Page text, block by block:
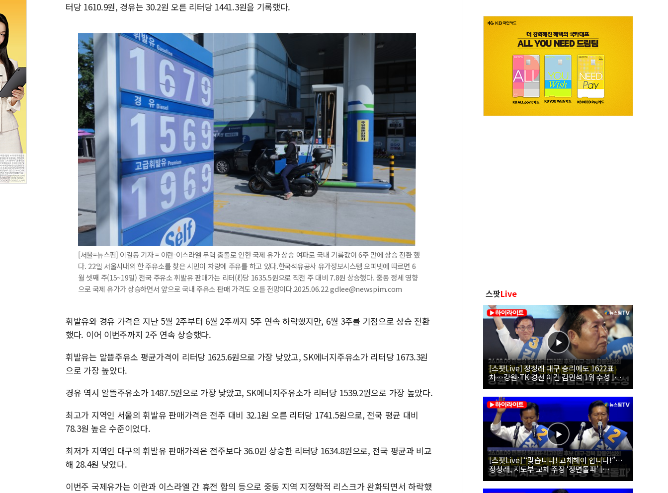
여야, 황희 '버스 하우스' 공방…野 "청년 우롱 기괴" vs 與 "송구한 해프닝"
터당 1610.9원, 경유는 30.2원 오른 리터당 1441.3원을 기록했다.
[서울=뉴스핌] 이길동 기자 = 이란-이스라엘 무력 충돌로 인한 국제 유가 상승 여파로 국내 기름값이 6주 만에 상승 전환 했
다. 22일 서울시내의 한 주유소를 찾은 시민이 차량에 주유를 하고 있다.한국석유공사 유가정보시스템 오피넷에 따르면 6
월 셋째 주(15~19일) 전국 주유소 휘발유 판매가는 리터(ℓ)당 1635.5원으로 직전 주 대비 7.8원 상승했다. 중동 정세 영향
으로 국제 유가가 상승하면서 앞으로 국내 주유소 판매 가격도 오를 전망이다.2025.06.22 gdlee@newspim.com
휘발유와 경유 가격은 지난 5월 2주부터 6월 2주까지 5주 연속 하락했지만, 6월 3주를 기점으로 상승 전환
했다. 이어 이번주까지 2주 연속 상승했다.
휘발유는 알뜰주유소 평균가격이 리터당 1625.6원으로 가장 낮았고, SK에너지주유소가 리터당 1673.3원
으로 가장 높았다.
경유 역시 알뜰주유소가 1487.5원으로 가장 낮았고, SK에너지주유소가 리터당 1539.2원으로 가장 높았다.
최고가 지역인 서울의 휘발유 판매가격은 전주 대비 32.1원 오른 리터당 1741.5원으로, 전국 평균 대비
78.3원 높은 수준이었다.
최저가 지역인 대구의 휘발유 판매가격은 전주보다 36.0원 상승한 리터당 1634.8원으로, 전국 평균과 비교
해 28.4원 낮았다.
이번주 국제유가는 이란과 이스라엘 간 휴전 합의 등으로 중동 지역 지정학적 리스크가 완화되면서 하락했
스팟Live
[스팟Live] 정청래 대구 승리에도 1622표
차…강원·TK 경선 이긴 김민석 1위 수성 |
26.08.09 더불어민주당 당대표·최고위원 후
보 대구·경북 합동연설회
[스팟Live] “맞습니다! 교체해야 합니다!”…
정청래, 지도부 교체 주장 ‘정면돌파’ |
26.08.09 더불어민주당 당대표·최고위원 후
보 대구·경북 합동연설회